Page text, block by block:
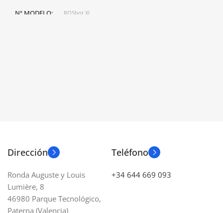
Nº MODELO ROSbot XL
CONTROLADOR
Dirección
Ronda Auguste y Louis
Lumière, 8
46980 Parque Tecnológico,
Paterna (Valencia)
Teléfono
+34 644 669 093